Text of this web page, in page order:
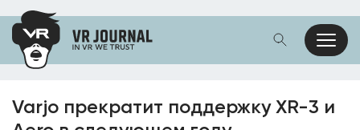
Varjo прекратит поддержку XR-3 и